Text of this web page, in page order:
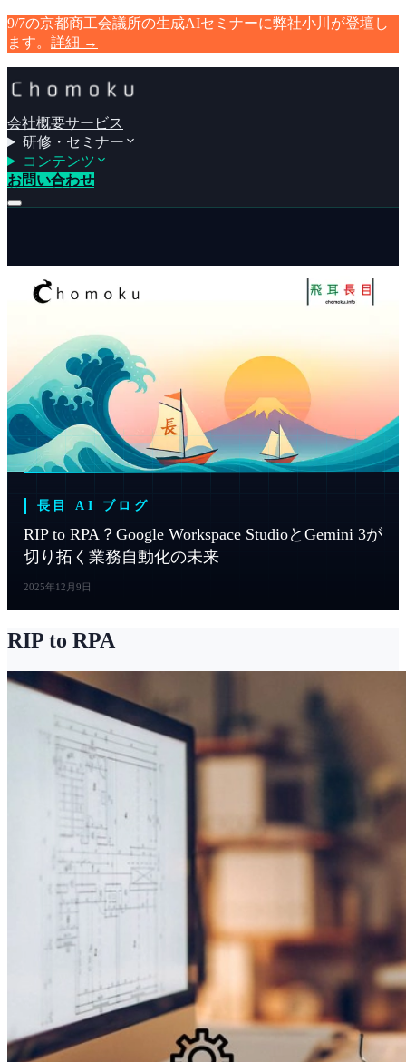
9/7の京都商工会議所の生成AIセミナーに弊社小川が登壇し
ます。 詳細 →
会社概要サービス
研修・セミナー
コンテンツ
お問い合わせ
長目 AI ブログ
RIP to RPA？Google Workspace StudioとGemini 3が
切り拓く業務自動化の未来
2025年12月9日
RIP to RPA